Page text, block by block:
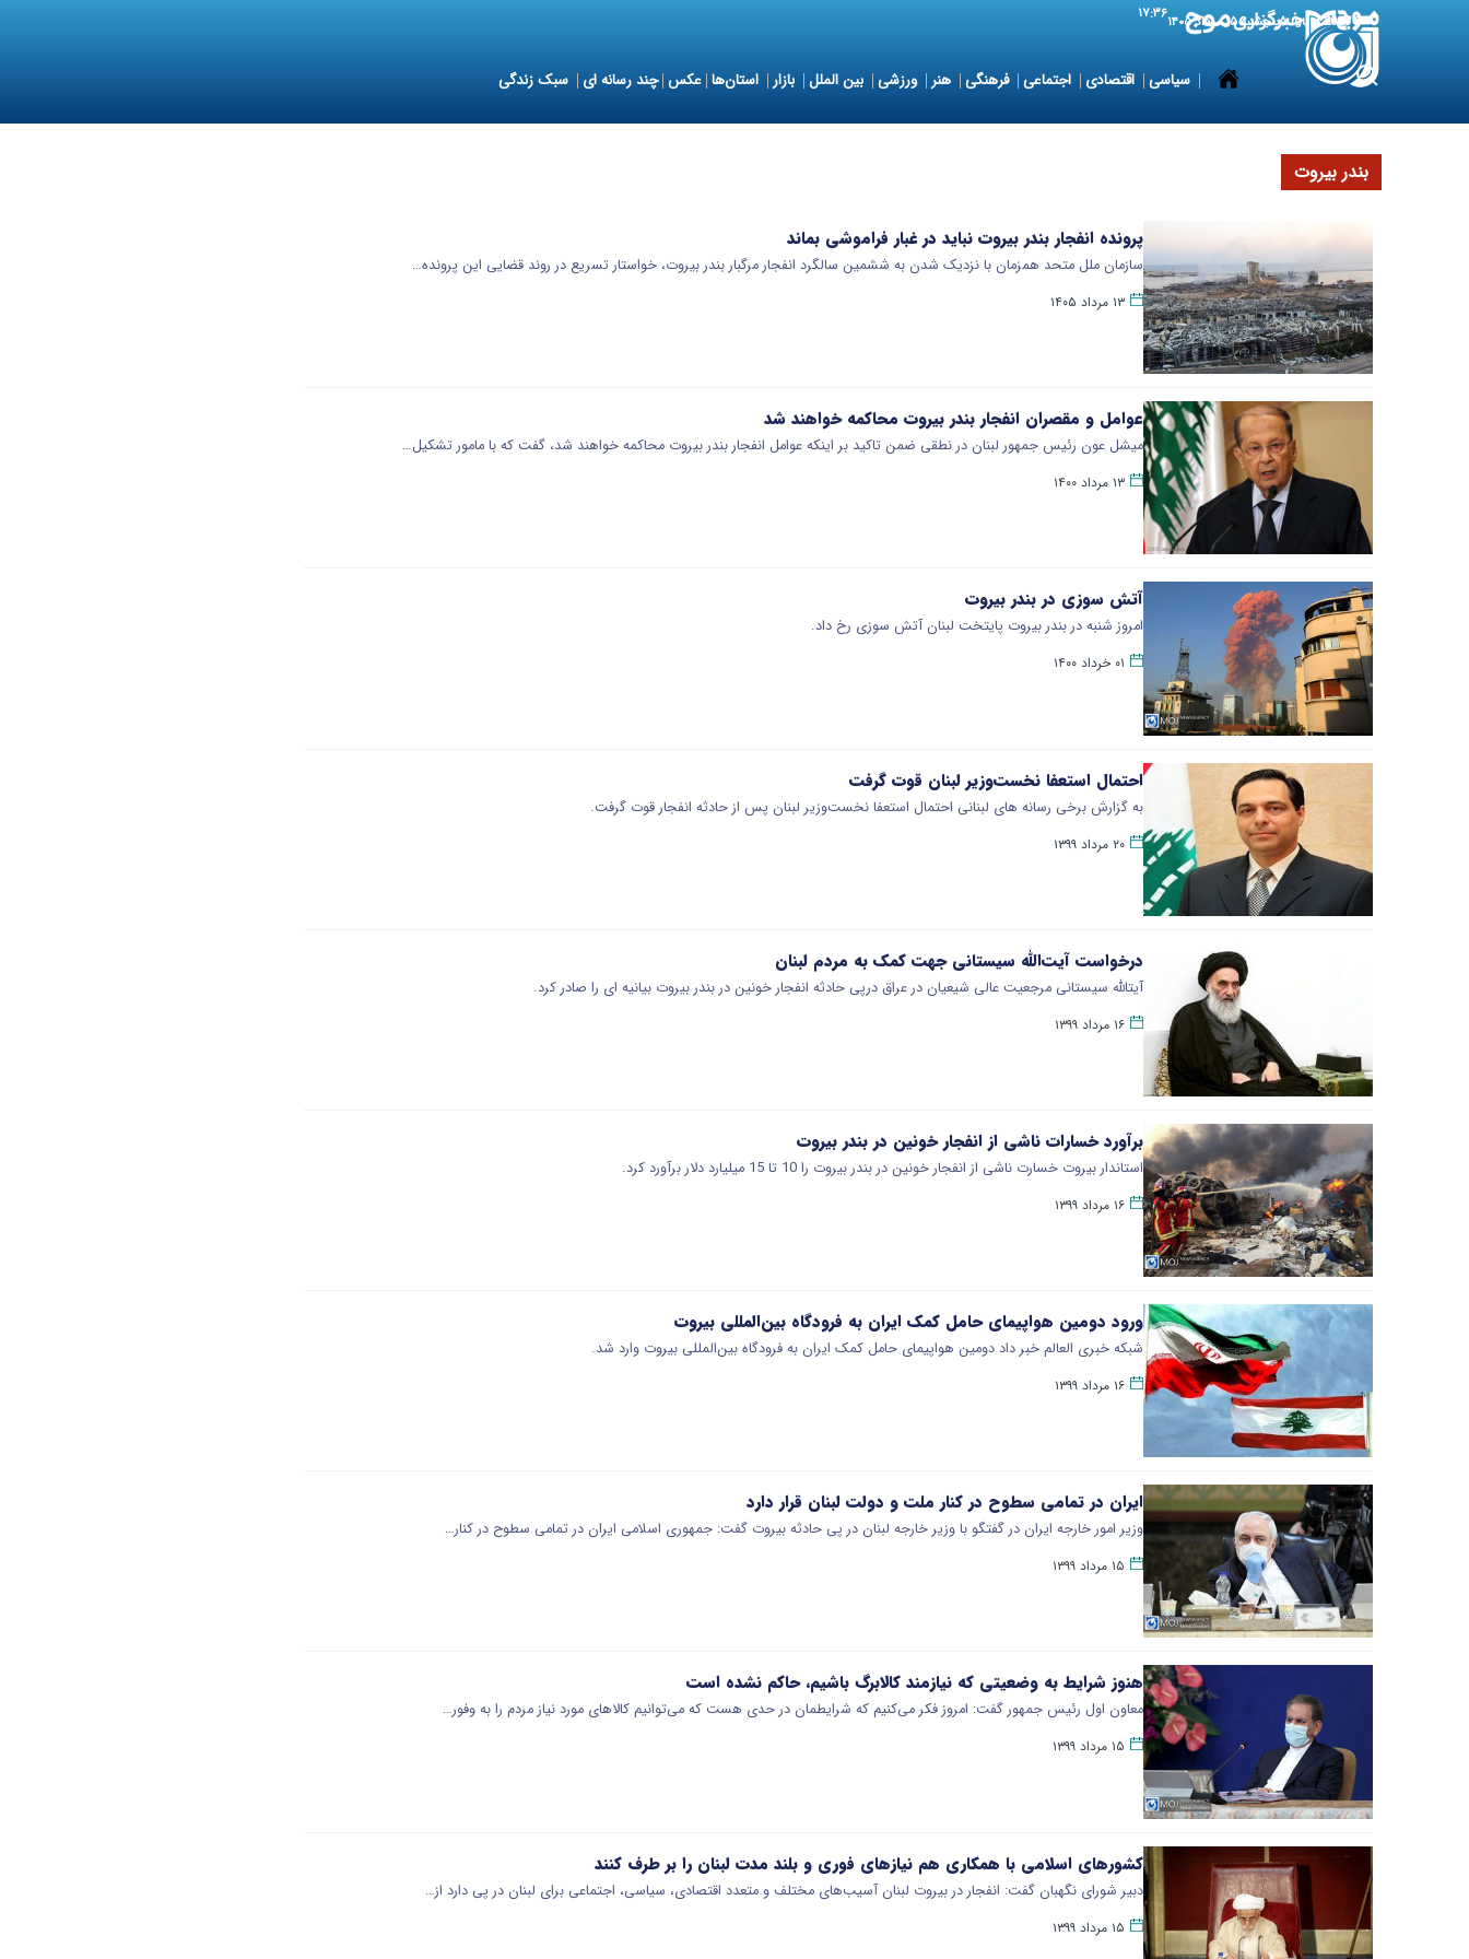
6 August 2026 پنجشنبه ۱۵ مرداد ۱۴۰۵ ۱۷:۳۶
سیاسی اقتصادی اجتماعی فرهنگی هنر ورزشی بین الملل بازار استان‌ها عکس چند رسانه ای سبک زندگی
بندر بیروت
پرونده انفجار بندر بیروت نباید در غبار فراموشی بماند
سازمان ملل متحد همزمان با نزدیک شدن به ششمین سالگرد انفجار مرگبار بندر بیروت، خواستار تسریع در روند قضایی این پرونده…
۱۳ مرداد ۱۴۰۵
عوامل و مقصران انفجار بندر بیروت محاکمه خواهند شد
میشل عون رئیس جمهور لبنان در نطقی ضمن تاکید بر اینکه عوامل انفجار بندر بیروت محاکمه خواهند شد، گفت که با مامور تشکیل…
۱۳ مرداد ۱۴۰۰
آتش سوزی در بندر بیروت
امروز شنبه در بندر بیروت پایتخت لبنان آتش سوزی رخ داد.
۰۱ خرداد ۱۴۰۰
احتمال استعفا نخست‌وزیر لبنان قوت گرفت
به گزارش برخی رسانه های لبنانی احتمال استعفا نخست‌وزیر لبنان پس از حادثه انفجار قوت گرفت.
۲۰ مرداد ۱۳۹۹
درخواست آیت‌الله سیستانی جهت کمک به مردم لبنان
آیت‎الله سیستانی مرجعیت عالی شیعیان در عراق درپی حادثه انفجار خونین در بندر بیروت بیانیه ای را صادر کرد.
۱۶ مرداد ۱۳۹۹
برآورد خسارات ناشی از انفجار خونین در بندر بیروت
استاندار بیروت خسارت ناشی از انفجار خونین در بندر بیروت را 10 تا 15 میلیارد دلار برآورد کرد.
۱۶ مرداد ۱۳۹۹
ورود دومین هواپیمای حامل کمک ایران به فرودگاه بین‌المللی بیروت
شبکه خبری العالم خبر داد دومین هواپیمای حامل کمک ایران به فرودگاه بین‌المللی بیروت وارد شد.
۱۶ مرداد ۱۳۹۹
ایران در تمامی سطوح در کنار ملت و دولت لبنان قرار دارد
وزیر امور خارجه ایران در گفتگو با وزیر خارجه لبنان در پی حادثه بیروت گفت: جمهوری اسلامی ایران در تمامی سطوح در کنار…
۱۵ مرداد ۱۳۹۹
هنوز شرایط به وضعیتی که نیازمند کالابرگ باشیم، حاکم نشده است
معاون اول رئیس جمهور گفت: امروز فکر می‌کنیم که شرایطمان در حدی هست که می‌توانیم کالا‌های مورد نیاز مردم را به وفور…
۱۵ مرداد ۱۳۹۹
کشورهای اسلامی با همکاری هم نیازهای فوری و بلند مدت لبنان را بر طرف کنند
دبیر شورای نگهبان گفت: انفجار در بیروت لبنان آسیب‌های مختلف و متعدد اقتصادی، سیاسی، اجتماعی برای لبنان در پی دارد از…
۱۵ مرداد ۱۳۹۹